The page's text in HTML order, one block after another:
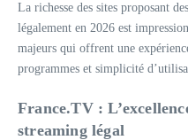
La richesse des sites proposant
légalement en 2026 est
majeurs qui offrent une
programmes et simplicité
France.TV :
streaming légal